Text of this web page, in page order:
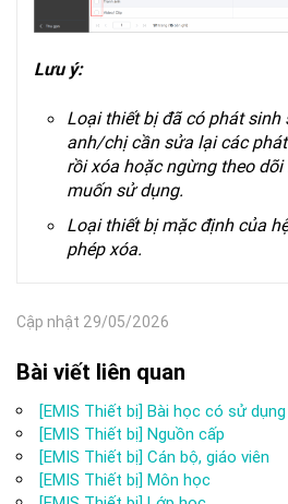
Lưu ý:
Loại thiết bị đã có phát sinh
anh/chị cần sửa lại các
rồi xóa hoặc ngừng theo
muốn sử dụng.
Loại thiết bị mặc định của
phép xóa.
Cập nhật 29/05/2026
Bài viết liên quan
[EMIS Thiết bị] Bài học có sử
[EMIS Thiết bị] Nguồn cấp
[EMIS Thiết bị] Cán bộ, giáo viên
[EMIS Thiết bị] Môn học